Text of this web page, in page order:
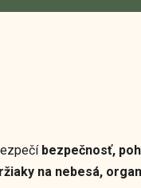
bezpečnosť,
na nebesá,